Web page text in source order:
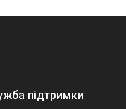
підтримки